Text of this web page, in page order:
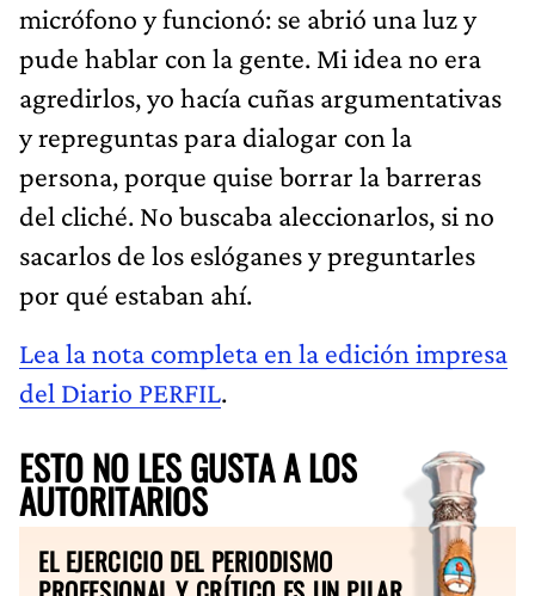
micrófono y funcionó: se abrió una luz y
pude hablar con la gente. Mi idea no era
agredirlos, yo hacía cuñas argumentativas
y repreguntas para dialogar con la
persona, porque quise borrar la barreras
del cliché. No buscaba aleccionarlos, si no
sacarlos de los eslóganes y preguntarles
por qué estaban ahí.
Lea la nota completa en la edición impresa
del Diario PERFIL.
ESTO NO LES GUSTA A LOS
AUTORITARIOS
EL EJERCICIO DEL PERIODISMO